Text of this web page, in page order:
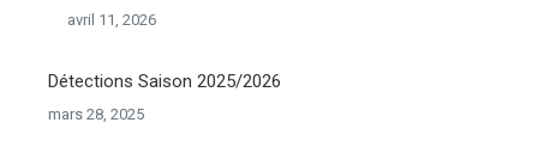
avril 11, 2026
Détections Saison 2025/2026
mars 28, 2025